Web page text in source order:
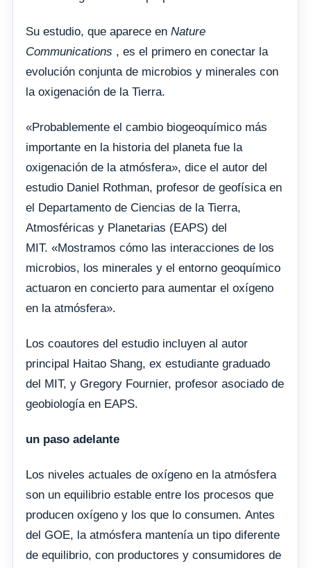
Su estudio, que aparece en Nature
Communications , es el primero en conectar la
evolución conjunta de microbios y minerales con
la oxigenación de la Tierra.
«Probablemente el cambio biogeoquímico más
importante en la historia del planeta fue la
oxigenación de la atmósfera», dice el autor del
estudio Daniel Rothman, profesor de geofísica en
el Departamento de Ciencias de la Tierra,
Atmosféricas y Planetarias (EAPS) del
MIT. «Mostramos cómo las interacciones de los
microbios, los minerales y el entorno geoquímico
actuaron en concierto para aumentar el oxígeno
en la atmósfera».
Los coautores del estudio incluyen al autor
principal Haitao Shang, ex estudiante graduado
del MIT, y Gregory Fournier, profesor asociado de
geobiología en EAPS.
un paso adelante
Los niveles actuales de oxígeno en la atmósfera
son un equilibrio estable entre los procesos que
producen oxígeno y los que lo consumen. Antes
del GOE, la atmósfera mantenía un tipo diferente
de equilibrio, con productores y consumidores de